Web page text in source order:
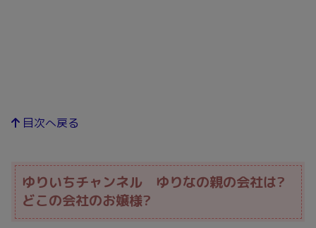
目次へ戻る
ゆりいちチャンネル ゆりなの親の会社は?
どこの会社のお嬢様?